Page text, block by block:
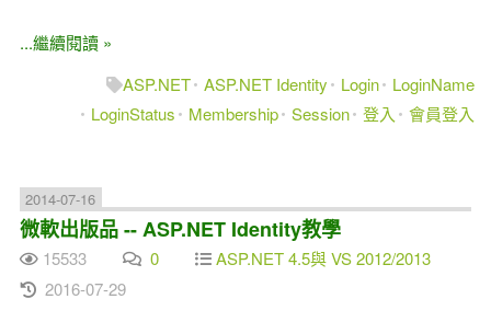
...繼續閱讀 »
ASP.NET ASP.NET Identity Login
LoginName
LoginStatus
Membership Session 登入 會員登入
2014-07-16
微軟出版品 -- ASP.NET Identity教學
15533 0
ASP.NET 4.5與 VS 2012/2013
2016-07-29